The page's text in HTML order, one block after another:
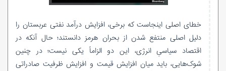
خطای اصلی اینجاست که برخی، افزایش درآمد نفتی عربستان را
دلیل اصلی منتفع شدن از بحران هرمز دانستند؛ حال آنکه در
اقتصاد سیاسیِ انرژی، این دو الزاماً یکی نیست؛ در چنین
شوک‌هایی، باید میان افزایش قیمت و افزایش ظرفیت صادراتی